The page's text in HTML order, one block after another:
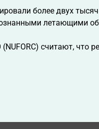
более двух
летающими
считают, что